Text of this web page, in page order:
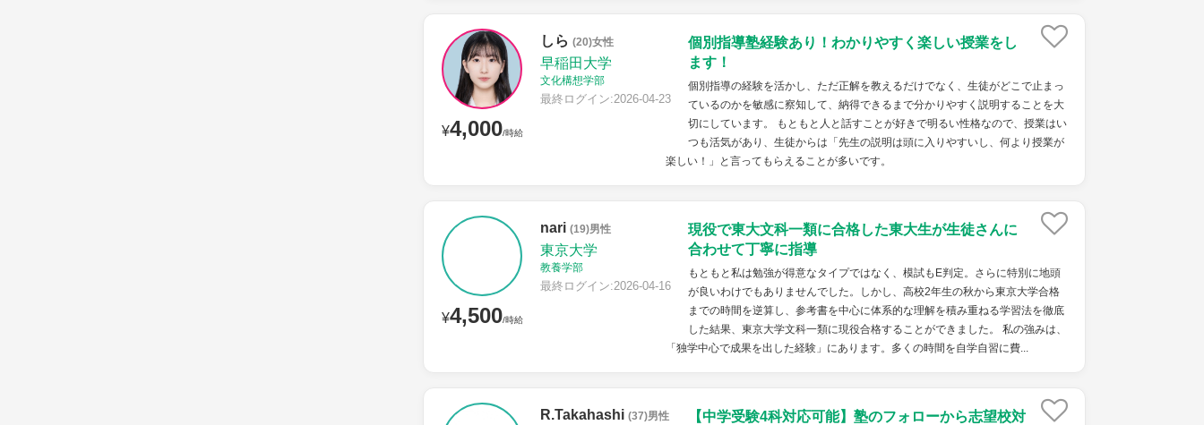
¥4,000/時給
しら (20)女性
早稲田大学
文化構想学部
最終ログイン:2026-04-23
個別指導塾経験あり！わかりやすく楽しい授業をし
ます！
個別指導の経験を活かし、ただ正解を教えるだけでなく、生徒がどこで止まっ
ているのかを敏感に察知して、納得できるまで分かりやすく説明することを大
切にしています。 もともと人と話すことが好きで明るい性格なので、授業はい
つも活気があり、生徒からは「先生の説明は頭に入りやすいし、何より授業が
楽しい！」と言ってもらえることが多いです。
¥4,500/時給
nari (19)男性
東京大学
教養学部
最終ログイン:2026-04-16
現役で東大文科一類に合格した東大生が生徒さんに
合わせて丁寧に指導
もともと私は勉強が得意なタイプではなく、模試もE判定。さらに特別に地頭
が良いわけでもありませんでした。しかし、高校2年生の秋から東京大学合格
までの時間を逆算し、参考書を中心に体系的な理解を積み重ねる学習法を徹底
した結果、東京大学文科一類に現役合格することができました。 私の強みは、
「独学中心で成果を出した経験」にあります。多くの時間を自学自習に費...
R.Takahashi (37)男性
【中学受験4科対応可能】塾のフォローから志望校対